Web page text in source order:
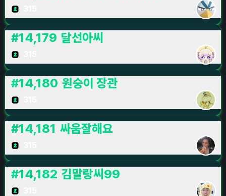
#14,179 달선아씨
#14,180 원숭이 장관
#14,181 싸움잘해요
#14,182 김말랑씨99